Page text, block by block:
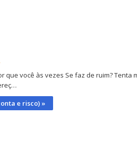
que você às vezes Se faz de ruim? Tenta
e risco) »